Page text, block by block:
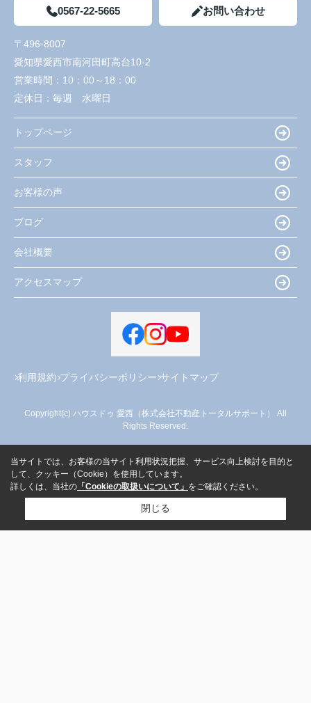
0567-22-5665 お問い合わせ
〒496-8007
愛知県愛西市南河田町高台10-2
営業時間： 10：00～18：00
定休日： 毎週 水曜日
トップページ
スタッフ
お客様の声
ブログ
会社概要
アクセスマップ
利用規約 プライバシーポリシー サイトマップ
Copyright(c) ハウスドゥ 愛西（株式会社不動産トータルサポート） All
Rights Reserved.
当サイトでは、お客様の当サイト利用状況把握、サービス向上検討を目的と
して、クッキー（Cookie）を使用しています。
詳しくは、当社の 「Cookieの取扱いについて」 をご確認ください。
閉じる